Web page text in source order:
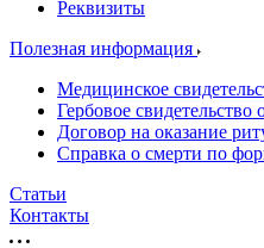
Реквизиты
Полезная информация
Медицинское
Гербовое свидетельство
Договор на оказание
Справка о смерти по
Статьи
Контакты